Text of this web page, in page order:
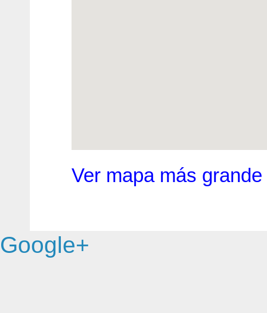
Ver mapa más grande
Google+